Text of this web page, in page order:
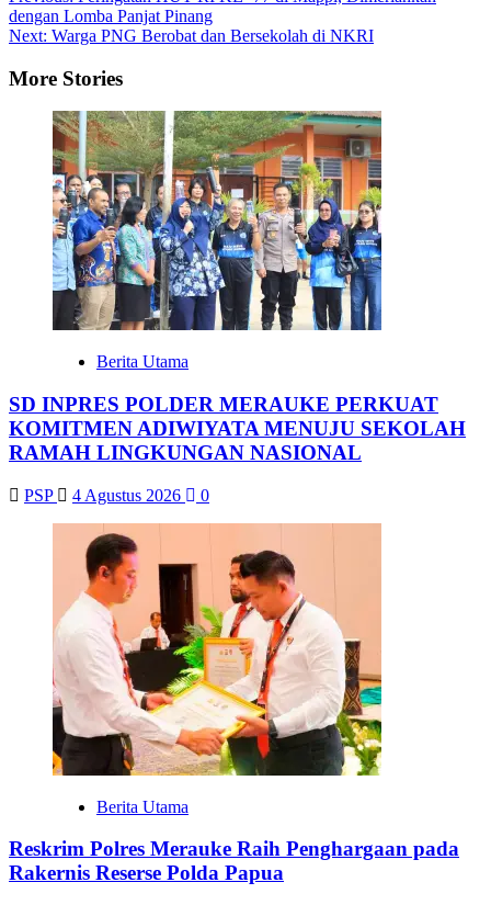
navigation
dengan Lomba Panjat Pinang
Next: Warga PNG Berobat dan Bersekolah di NKRI
More Stories
Berita Utama
SD INPRES POLDER MERAUKE PERKUAT
KOMITMEN ADIWIYATA MENUJU SEKOLAH
RAMAH LINGKUNGAN NASIONAL
PSP 4 Agustus 2026 0
Berita Utama
Reskrim Polres Merauke Raih Penghargaan pada
Rakernis Reserse Polda Papua